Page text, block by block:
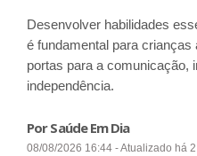
Desenvolver habilidades
é fundamental para
portas para a comunicação,
independência.
Por Saúde Em Dia
08/08/2026 16:44 - Atualizado há